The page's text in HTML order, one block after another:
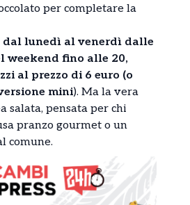
per completare la
dal lunedì al venerdì dalle
weekend fino alle 20,
al prezzo di 6 euro (o
mini). Ma la vera
salata, pensata per chi
pranzo gourmet o un
comune.